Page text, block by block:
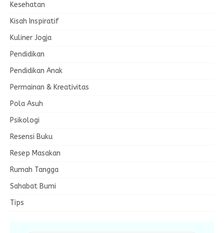
Kesehatan
Kisah Inspiratif
Kuliner Jogja
Pendidikan
Pendidikan Anak
Permainan & Kreativitas
Pola Asuh
Psikologi
Resensi Buku
Resep Masakan
Rumah Tangga
Sahabat Bumi
Tips